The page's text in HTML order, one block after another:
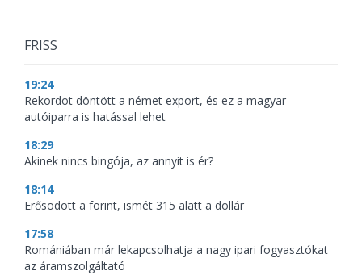
FRISS
19:24
Rekordot döntött a német export, és ez a magyar
autóiparra is hatással lehet
18:29
Akinek nincs bingója, az annyit is ér?
18:14
Erősödött a forint, ismét 315 alatt a dollár
17:58
Romániában már lekapcsolhatja a nagy ipari fogyasztókat
az áramszolgáltató